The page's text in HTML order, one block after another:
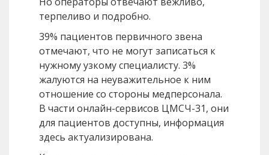
терпеливо и подробно.
39% пациентов первичного звена
отмечают, что не могут записаться к
нужному узкому специалисту. 3%
жалуются на неуважительное к ним
отношение со стороны медперсонала.
В части онлайн-сервисов ЦМСЧ-31, они
для пациентов доступны, информация
здесь актуализирована.